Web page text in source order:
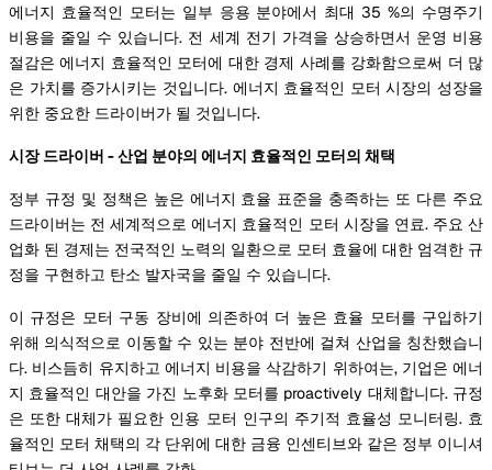
에너지 효율적인 모터는 일부 응용 분야에서 최대 35 %의 수명주기
비용을 줄일 수 있습니다. 전 세계 전기 가격을 상승하면서 운영 비용
절감은 에너지 효율적인 모터에 대한 경제 사례를 강화함으로써 더 많
은 가치를 증가시키는 것입니다. 에너지 효율적인 모터 시장의 성장을
위한 중요한 드라이버가 될 것입니다.
시장 드라이버 - 산업 분야의 에너지 효율적인 모터의 채택
정부 규정 및 정책은 높은 에너지 효율 표준을 충족하는 또 다른 주요
드라이버는 전 세계적으로 에너지 효율적인 모터 시장을 연료. 주요 산
업화 된 경제는 전국적인 노력의 일환으로 모터 효율에 대한 엄격한 규
정을 구현하고 탄소 발자국을 줄일 수 있습니다.
이 규정은 모터 구동 장비에 의존하여 더 높은 효율 모터를 구입하기
위해 의식적으로 이동할 수 있는 분야 전반에 걸쳐 산업을 칭찬했습니
다. 비스듬히 유지하고 에너지 비용을 삭감하기 위하여는, 기업은 에너
지 효율적인 대안을 가진 노후화 모터를 proactively 대체합니다. 규정
은 또한 대체가 필요한 인용 모터 인구의 주기적 효율성 모니터링. 효
율적인 모터 채택의 각 단위에 대한 금융 인센티브와 같은 정부 이니셔